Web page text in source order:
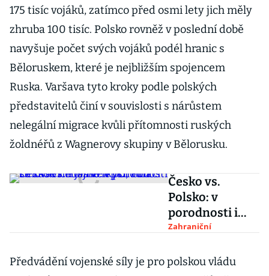
175 tisíc vojáků, zatímco před osmi lety jich měly
zhruba 100 tisíc. Polsko rovněž v poslední době
navyšuje počet svých vojáků podél hranic s
Běloruskem, které je nejbližším spojencem
Ruska. Varšava tyto kroky podle polských
představitelů činí v souvislosti s nárůstem
nelegální migrace kvůli přítomnosti ruských
žoldnéřů z Wagnerovy skupiny v Bělorusku.
Česko vs.
Polsko: v
porodnosti i
inovacích jsme
zase nebojí
Zahraniční
Předvádění vojenské síly je pro polskou vládu